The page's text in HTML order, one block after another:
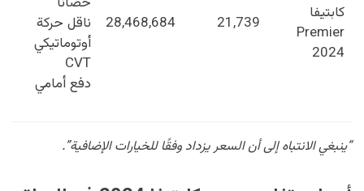
كابتيفا
Premier
2024
21,739
28,468,684
ناقل حركة
أوتوماتيكي
CVT
دفع أمامي
“ينبغي الانتباه إلى أن السعر يزداد وفقًا للخيارات الإضافية”.